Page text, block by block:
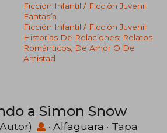
Ficción Infantil / Ficción Juvenil:
Fantasía
Ficción Infantil / Ficción Juvenil:
Historias De Relaciones: Relatos
Románticos, De Amor O De
Amistad
a Simon Snow
· Alfaguara · Tapa